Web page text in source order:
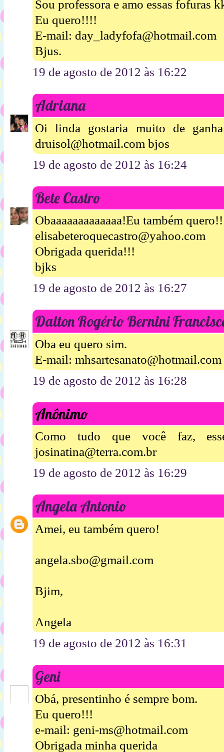
Sou professora e amo essas fofuras
Eu quero!!!!
E-mail: day_ladyfofa@hotmail.com
Bjus.
19 de agosto de 2012 às 16:22
Adriana
Oi linda gostaria muito de
druisol@hotmail.com bjos
19 de agosto de 2012 às 16:24
Bete Castro
Obaaaaaaaaaaaaa!Eu também
elisabeteroquecastro@yahoo.com
Obrigada querida!!!
bjks
19 de agosto de 2012 às 16:27
Dalton Rogério Bernini
Oba eu quero sim.
E-mail: mhsartesanato@hotmail.com
19 de agosto de 2012 às 16:28
Anônimo
Como tudo que você faz,
josinatina@terra.com.br
19 de agosto de 2012 às 16:29
Angela Antonio
Amei, eu também quero!
angela.sbo@gmail.com
Bjim,
Angela
19 de agosto de 2012 às 16:31
Geni
Obá, presentinho é sempre bom.
Eu quero!!!
e-mail: geni-ms@hotmail.com
Obrigada minha querida